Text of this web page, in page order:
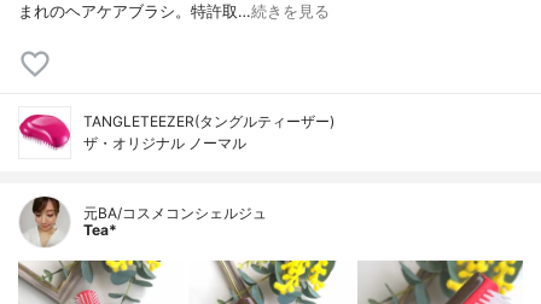
まれのヘアケアブラシ。特許取…続きを見る
TANGLETEEZER(タングルティーザー)
ザ・オリジナル ノーマル
元BA/コスメコンシェルジュ
Tea*